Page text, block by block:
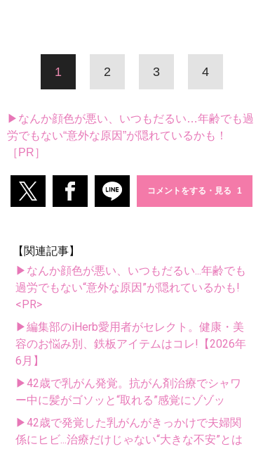
1 2 3 4
▶なんか顔色が悪い、いつもだるい…年齢でも過
労でもない“意外な原因”が隠れているかも！
［PR］
コメントをする・見る
【関連記事】
▶なんか顔色が悪い、いつもだるい...年齢でも
過労でもない“意外な原因”が隠れているかも!
<PR>
▶編集部のiHerb愛用者がセレクト。健康・美
容のお悩み別、鉄板アイテムはコレ!【2026年
6月】
▶42歳で乳がん発覚。抗がん剤治療でシャワ
ー中に髪がゴソッと“取れる”感覚にゾゾッ
▶42歳で発覚した乳がんがきっかけで夫婦関
係にヒビ...治療だけじゃない“大きな不安”とは